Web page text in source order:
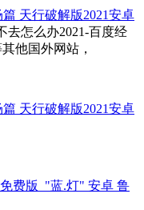
天行破解版2021安卓
去怎么办2021-百度经
他国外网站，
天行破解版2021安卓
费版_"蓝.灯" 安卓 鲁